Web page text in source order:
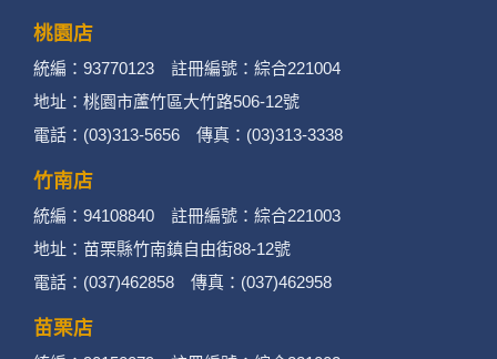
桃園店
統編：93770123 註冊編號：綜合221004
地址：桃園市蘆竹區大竹路506-12號
電話：(03)313-5656 傳真：(03)313-3338
竹南店
統編：94108840 註冊編號：綜合221003
地址：苗栗縣竹南鎮自由街88-12號
電話：(037)462858 傳真：(037)462958
苗栗店